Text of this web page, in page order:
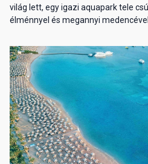
világ lett, egy igazi aquapark tele
élménnyel és megannyi medencével.